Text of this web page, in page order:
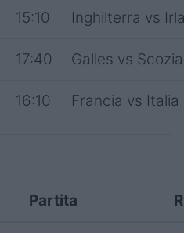
15:10 Inghilterra vs
17:40 Galles vs Scozia
16:10 Francia vs Italia
Partita